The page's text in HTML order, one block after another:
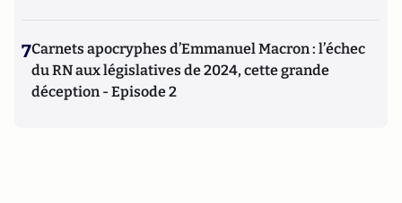
7Carnets apocryphes d’Emmanuel Macron : l’échec
du RN aux législatives de 2024, cette grande
déception - Episode 2